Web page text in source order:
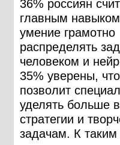
36% россиян
главным
умение грамотно
распределять
человеком и
35% уверены,
позволит
уделять больше
стратегии и
задачам. К